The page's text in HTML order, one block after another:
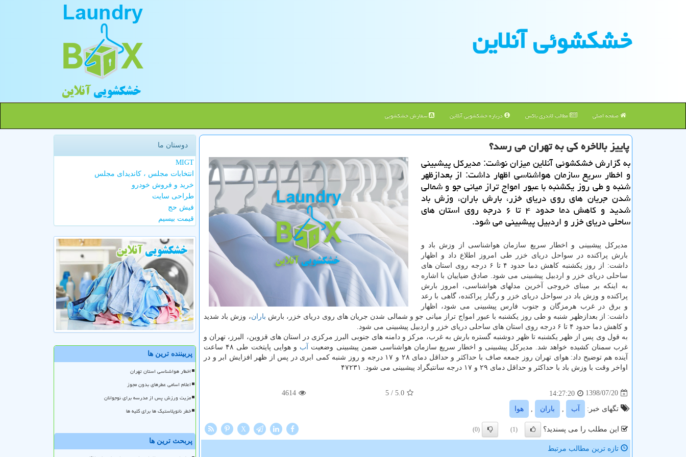
خشكشوئی آنلاین
صفحه اصلی مطالب لاندری باکس درباره خشکشویی آنلاین سفارش خشکشویی
پاییز بالاخره كی به تهران می رسد؟
به گزارش خشكشوئی آنلاین میزان نوشت: مدیركل پیشبینی
و اخطار سریع سازمان هواشناسی اظهار داشت: از بعدازظهر
شنبه و طی روز یكشنبه با عبور امواج تراز میانی جو و شمالی
شدن جریان های روی دریای خزر، بارش باران، وزش باد
شدید و كاهش دما حدود ۴ تا ۶ درجه روی استان های
ساحلی دریای خزر و اردبیل پیشبینی می شود.
مدیركل پیشبینی و اخطار سریع سازمان هواشناسی از وزش باد و
بارش پراكنده در سواحل دریای خزر طی امروز اطلاع داد و اظهار
داشت: از روز یكشنبه كاهش دما حدود ۴ تا ۶ درجه روی استان های
ساحلی دریای خزر و اردبیل پیشبینی می شود. صادق ضیاییان با اشاره
به اینكه بر مبنای خروجی آخرین مدلهای هواشناسی، امروز بارش
پراكنده و وزش باد در سواحل دریای خزر و رگبار پراكنده، گاهی با رعد
و برق در غرب هرمزگان و جنوب فارس پیشبینی می شود، اظهار
داشت: از بعدازظهر شنبه و طی روز یكشنبه با عبور امواج تراز میانی جو و شمالی شدن جریان های روی دریای خزر، بارش باران، وزش باد شدید
و كاهش دما حدود ۴ تا ۶ درجه روی استان های ساحلی دریای خزر و اردبیل پیشبینی می شود.
به قول وی پس از ظهر یكشنبه تا ظهر دوشنبه گستره بارش به غرب، مركز و دامنه های جنوبی البرز مركزی در استان های قزوین، البرز، تهران و
غرب سمنان كشیده خواهد شد. مدیركل پیشبینی و اخطار سریع سازمان هواشناسی ضمن پیشبینی وضعیت
آب
و هوایی پایتخت طی ۴۸ ساعت
آینده هم توضیح داد: هوای تهران روز جمعه صاف با حداكثر و حداقل دمای ۲۸ و ۱۷ درجه و روز شنبه كمی ابری در پس از ظهر افزایش ابر و در
اواخر وقت با وزش باد با حداكثر و حداقل دمای ۲۹ و ۱۷ درجه سانتیگراد پیشبینی می شود. ۴۷۲۳۱
1398/07/20
14:27:20
5.0
/ 5
4614
تگهای خبر: آب باران هوا
این مطلب را می پسندید؟ (1)
(0)
X
تازه ترین مطالب مرتبط
دوستان ما
MIGT
انتخابات مجلس ، کاندیدای مجلس
خرید و فروش خودرو
طراحی سایت
فیش حج
قیمت بیسیم
پربیننده ترین ها
اخطار هواشناسی استان تهران
اعلام اسامی عطرهای بدون مجوز
مزیت ورزش پس از مدرسه برای نوجوانان
خطر نانوپلاستیک ها برای کلیه ها
پربحث ترین ها